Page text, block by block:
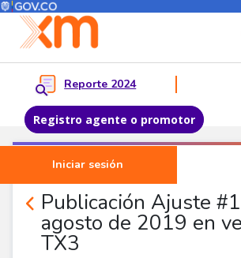
Pasar al contenido principal
Menú del Usuario
Reporte 2024
Registro agente o promotor
Iniciar sesión
Menu
Publicación Ajuste
agosto de 2019 en
TX3
Noticias Agentes